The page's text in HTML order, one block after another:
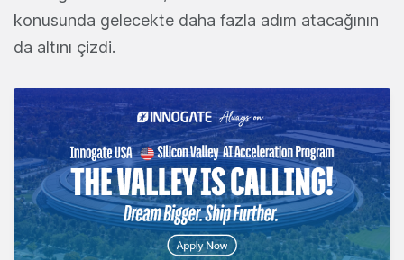
konusunda gelecekte daha fazla adım atacağının
da altını çizdi.